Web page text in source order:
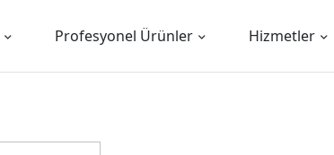
Profesyonel Ürünler Hizmetler